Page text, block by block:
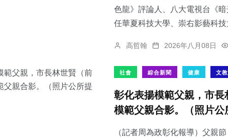
色龍》評論人、八大電視台《
任華夏科技大學、崇右影藝科
高哲翰 2026年八月08日
社會 綜合新聞 健康 文教
彰化表揚模範父親，市
模範父親合影。（照片公
（記者周為政彰化報導）父親
91+